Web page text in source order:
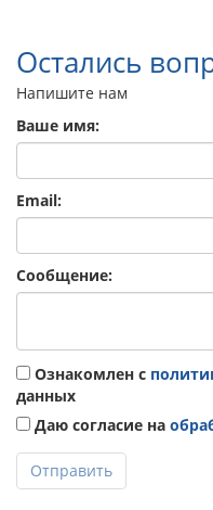
Остались
Напишите нам
Ваше имя:
Email:
Сообщение:
Ознакомлен с
данных
Даю согласие на
Отправить